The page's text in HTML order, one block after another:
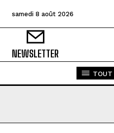
samedi 8 août 2026
NEWSLETTER
TOUT